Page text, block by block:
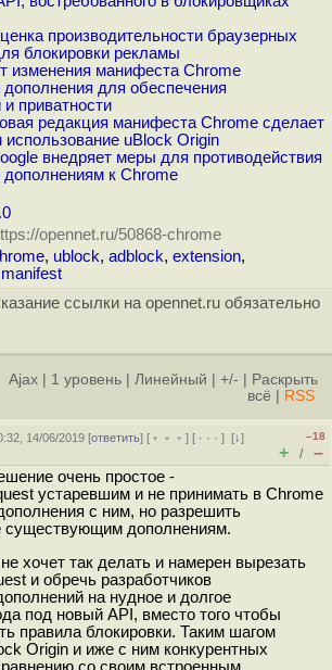
производительности браузерных
блокировки рекламы
изменения манифеста Chrome
для обеспечения
приватности
редакция манифеста Chrome сделает
uBlock Origin
внедряет меры для противодействия
к Chrome
opennet.ru/50868-chrome
, ublock, adblock, extension,
manifest
ссылки на opennet.ru обязательно
Ajax 1 уровень Линейный +/-
Раскрыть
всё
RSS
14/06/2019 [ответить] [ ﹢﹢﹢] [ · · ·][↓]
–18
+ / –
очень простое -
устаревшим и не принимать в Chrome
с ним, но разрешить
существующим дополнениям.
хочет так делать и намерен вырезать
и обречь разработчиков
на нудное и долгое
под новый API, вместо того чтобы
правила блокировки. Таким шагом
Origin и иже с ним конкурентных